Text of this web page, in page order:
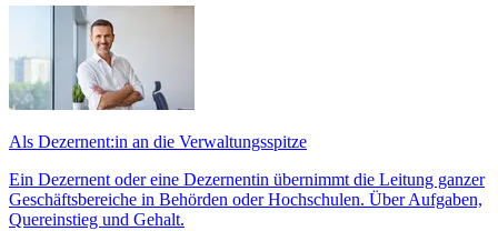
Als Dezernent:in an die Verwaltungsspitze
Ein Dezernent oder eine Dezernentin übernimmt die Leitung ganzer
Geschäftsbereiche in Behörden oder Hochschulen. Über Aufgaben,
Quereinstieg und Gehalt.